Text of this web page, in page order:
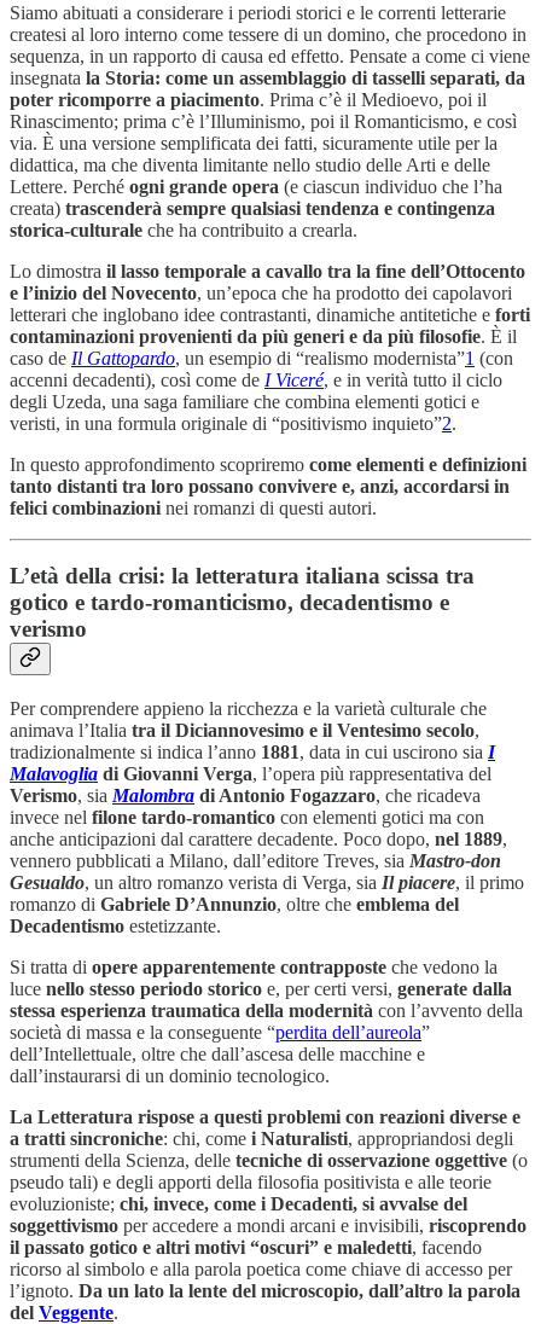
Siamo abituati a considerare i periodi storici e le correnti letterarie
createsi al loro interno come tessere di un domino, che procedono in
sequenza, in un rapporto di causa ed effetto. Pensate a come ci viene
insegnata la Storia: come un assemblaggio di tasselli separati, da
poter ricomporre a piacimento. Prima c’è il Medioevo, poi il
Rinascimento; prima c’è l’Illuminismo, poi il Romanticismo, e così
via. È una versione semplificata dei fatti, sicuramente utile per la
didattica, ma che diventa limitante nello studio delle Arti e delle
Lettere. Perché ogni grande opera (e ciascun individuo che l’ha
creata) trascenderà sempre qualsiasi tendenza e contingenza
storica-culturale che ha contribuito a crearla.
Lo dimostra il lasso temporale a cavallo tra la fine dell’Ottocento
e l’inizio del Novecento, un’epoca che ha prodotto dei capolavori
letterari che inglobano idee contrastanti, dinamiche antitetiche e forti
contaminazioni provenienti da più generi e da più filosofie. È il
caso de Il Gattopardo, un esempio di “realismo modernista”1 (con
accenni decadenti), così come de I Viceré, e in verità tutto il ciclo
degli Uzeda, una saga familiare che combina elementi gotici e
veristi, in una formula originale di “positivismo inquieto”2.
In questo approfondimento scopriremo come elementi e definizioni
tanto distanti tra loro possano convivere e, anzi, accordarsi in
felici combinazioni nei romanzi di questi autori.
L’età della crisi: la letteratura italiana scissa tra
gotico e tardo-romanticismo, decadentismo e
verismo
Per comprendere appieno la ricchezza e la varietà culturale che
animava l’Italia tra il Diciannovesimo e il Ventesimo secolo,
tradizionalmente si indica l’anno 1881, data in cui uscirono sia I
Malavoglia di Giovanni Verga, l’opera più rappresentativa del
Verismo, sia Malombra di Antonio Fogazzaro, che ricadeva
invece nel filone tardo-romantico con elementi gotici ma con
anche anticipazioni dal carattere decadente. Poco dopo, nel 1889,
vennero pubblicati a Milano, dall’editore Treves, sia Mastro-don
Gesualdo, un altro romanzo verista di Verga, sia Il piacere, il primo
romanzo di Gabriele D’Annunzio, oltre che emblema del
Decadentismo estetizzante.
Si tratta di opere apparentemente contrapposte che vedono la
luce nello stesso periodo storico e, per certi versi, generate dalla
stessa esperienza traumatica della modernità con l’avvento della
società di massa e la conseguente “perdita dell’aureola”
dell’Intellettuale, oltre che dall’ascesa delle macchine e
dall’instaurarsi di un dominio tecnologico.
La Letteratura rispose a questi problemi con reazioni diverse e
a tratti sincroniche: chi, come i Naturalisti, appropriandosi degli
strumenti della Scienza, delle tecniche di osservazione oggettive (o
pseudo tali) e degli apporti della filosofia positivista e alle teorie
evoluzioniste; chi, invece, come i Decadenti, si avvalse del
soggettivismo per accedere a mondi arcani e invisibili, riscoprendo
il passato gotico e altri motivi “oscuri” e maledetti, facendo
ricorso al simbolo e alla parola poetica come chiave di accesso per
l’ignoto. Da un lato la lente del microscopio, dall’altro la parola
del Veggente.